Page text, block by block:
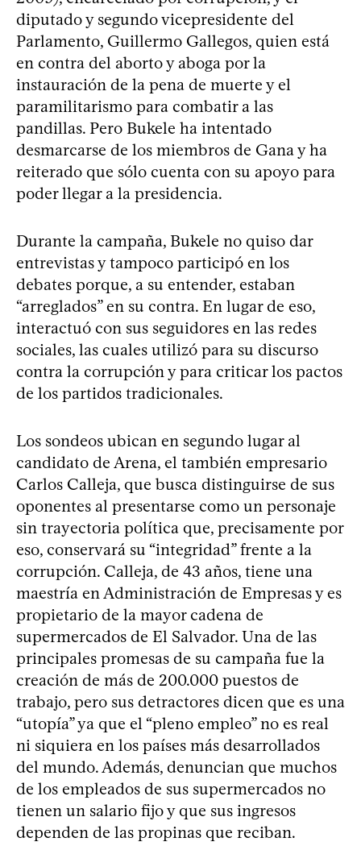
diputado y segundo vicepresidente del
Parlamento, Guillermo Gallegos, quien está
en contra del aborto y aboga por la
instauración de la pena de muerte y el
paramilitarismo para combatir a las
pandillas. Pero Bukele ha intentado
desmarcarse de los miembros de Gana y ha
reiterado que sólo cuenta con su apoyo para
poder llegar a la presidencia.
Durante la campaña, Bukele no quiso dar
entrevistas y tampoco participó en los
debates porque, a su entender, estaban
“arreglados” en su contra. En lugar de eso,
interactuó con sus seguidores en las redes
sociales, las cuales utilizó para su discurso
contra la corrupción y para criticar los pactos
de los partidos tradicionales.
Los sondeos ubican en segundo lugar al
candidato de Arena, el también empresario
Carlos Calleja, que busca distinguirse de sus
oponentes al presentarse como un personaje
sin trayectoria política que, precisamente por
eso, conservará su “integridad” frente a la
corrupción. Calleja, de 43 años, tiene una
maestría en Administración de Empresas y es
propietario de la mayor cadena de
supermercados de El Salvador. Una de las
principales promesas de su campaña fue la
creación de más de 200.000 puestos de
trabajo, pero sus detractores dicen que es una
“utopía” ya que el “pleno empleo” no es real
ni siquiera en los países más desarrollados
del mundo. Además, denuncian que muchos
de los empleados de sus supermercados no
tienen un salario fijo y que sus ingresos
dependen de las propinas que reciban.